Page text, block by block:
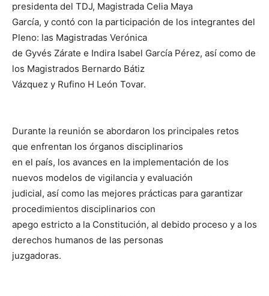
presidenta del TDJ, Magistrada Celia Maya
García, y contó con la participación de los integrantes del
Pleno: las Magistradas Verónica
de Gyvés Zárate e Indira Isabel García Pérez, así como de
los Magistrados Bernardo Bátiz
Vázquez y Rufino H León Tovar.
Durante la reunión se abordaron los principales retos
que enfrentan los órganos disciplinarios
en el país, los avances en la implementación de los
nuevos modelos de vigilancia y evaluación
judicial, así como las mejores prácticas para garantizar
procedimientos disciplinarios con
apego estricto a la Constitución, al debido proceso y a los
derechos humanos de las personas
juzgadoras.